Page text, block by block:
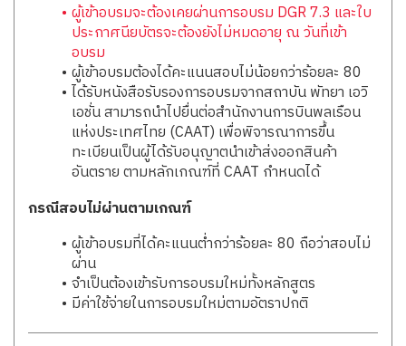
ผู้เข้าอบรมจะต้องเคยผ่านการอบรม DGR 7.3 และใบ
ประกาศนียบัตรจะต้องยังไม่หมดอายุ ณ วันที่เข้า
อบรม
ผู้เข้าอบรมต้องได้คะแนนสอบไม่น้อยกว่าร้อยละ 80
ได้รับหนังสือรับรองการอบรมจากสถาบัน พัทยา เอวิ
เอชั่น สามารถนำไปยื่นต่อสำนักงานการบินพลเรือน
แห่งประเทศไทย (CAAT) เพื่อพิจารณาการขึ้น
ทะเบียนเป็นผู้ได้รับอนุญาตนำเข้าส่งออกสินค้า
อันตราย ตามหลักเกณฑ์ที่ CAAT กำหนดได้
กรณีสอบไม่ผ่านตามเกณฑ์
ผู้เข้าอบรมที่ได้คะแนนต่ำกว่าร้อยละ 80 ถือว่าสอบไม่
ผ่าน
จำเป็นต้องเข้ารับการอบรมใหม่ทั้งหลักสูตร
มีค่าใช้จ่ายในการอบรมใหม่ตามอัตราปกติ